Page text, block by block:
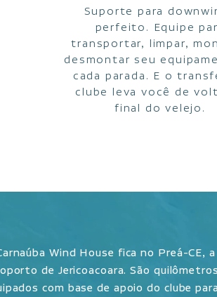
Suporte para
perfeito. Equipe
transportar, limpar,
desmontar seu
cada parada. E o
clube leva você de
final do velejo.
Wind House fica no Preá-CE,
de Jericoacoara. São
com base de apoio do clube